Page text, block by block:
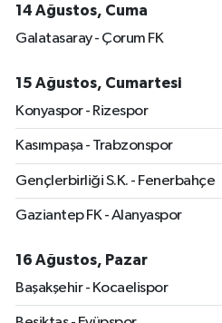
14 Ağustos, Cuma
Galatasaray - Çorum FK
15 Ağustos, Cumartesi
Konyaspor - Rizespor
Kasımpaşa - Trabzonspor
Gençlerbirliği S.K. - Fenerbahçe
Gaziantep FK - Alanyaspor
16 Ağustos, Pazar
Başakşehir - Kocaelispor